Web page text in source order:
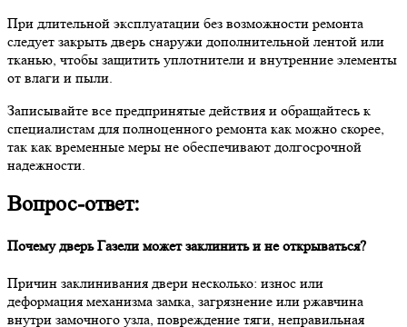
При длительной эксплуатации без возможности ремонта
следует закрыть дверь снаружи дополнительной лентой или
тканью, чтобы защитить уплотнители и внутренние элементы
от влаги и пыли.
Записывайте все предпринятые действия и обращайтесь к
специалистам для полноценного ремонта как можно скорее,
так как временные меры не обеспечивают долгосрочной
надежности.
Вопрос-ответ:
Почему дверь Газели может заклинить и не открываться?
Причин заклинивания двери несколько: износ или
деформация механизма замка, загрязнение или ржавчина
внутри замочного узла, повреждение тяги, неправильная